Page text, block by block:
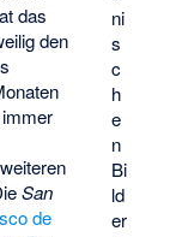
ni
s
c
h
e
n
Bi
ld
er
das
den
San
de